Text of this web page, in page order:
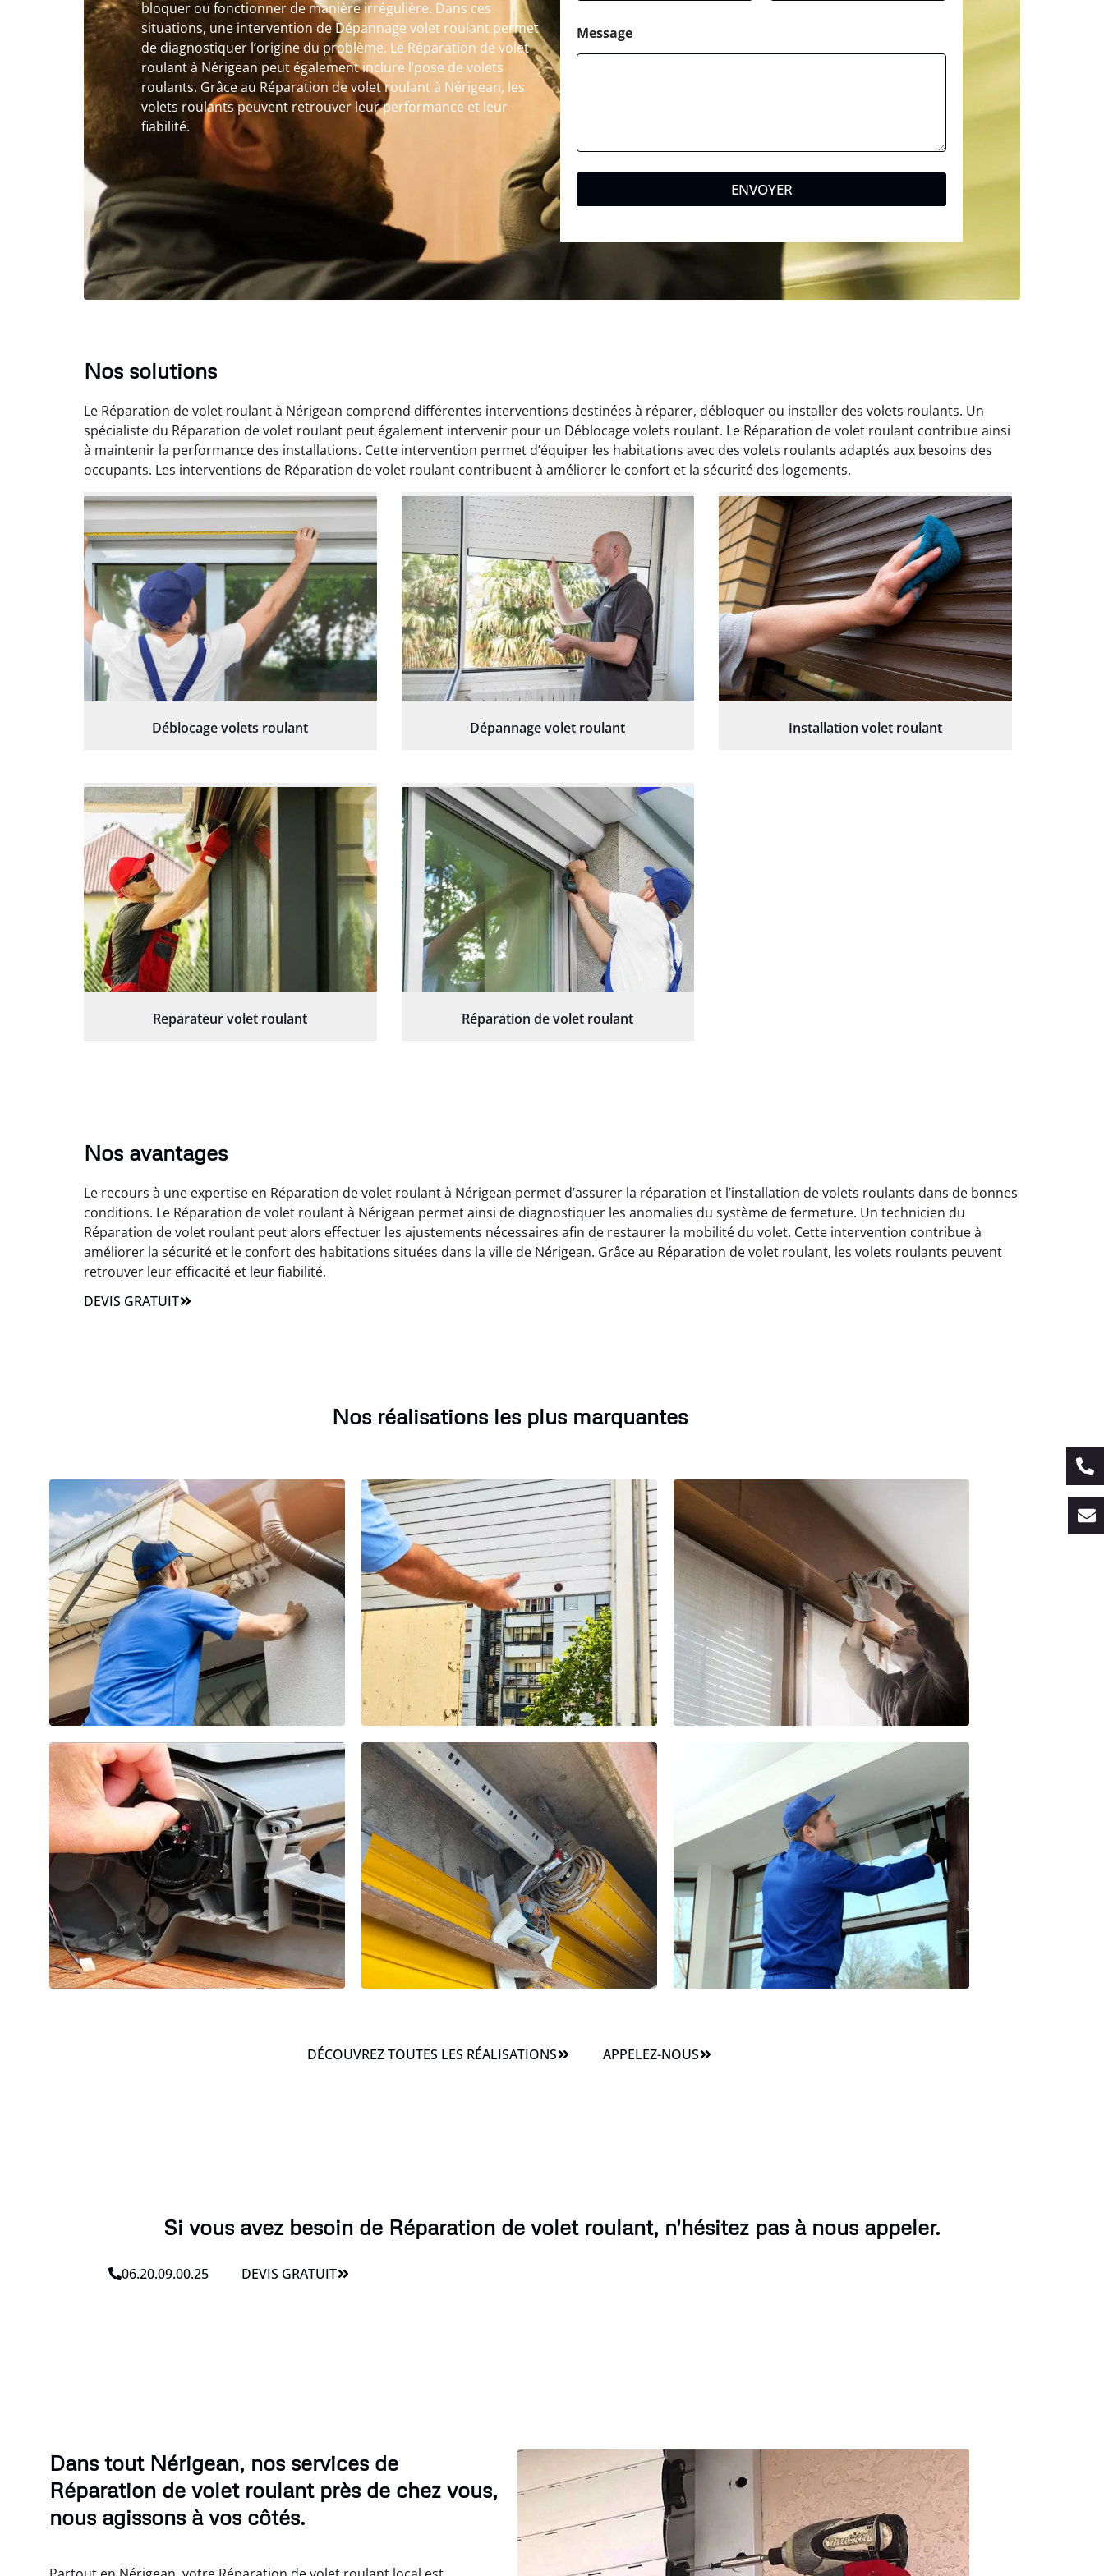
bloquer ou fonctionner de manière irrégulière. Dans ces
situations, une intervention de Dépannage volet roulant permet
de diagnostiquer l’origine du problème. Le Réparation de volet
roulant à Nérigean peut également inclure l’pose de volets
roulants. Grâce au Réparation de volet roulant à Nérigean, les
volets roulants peuvent retrouver leur performance et leur
fiabilité.
Message
ENVOYER
Nos solutions
Le Réparation de volet roulant à Nérigean comprend différentes interventions destinées à réparer, débloquer ou installer des volets roulants. Un
spécialiste du Réparation de volet roulant peut également intervenir pour un Déblocage volets roulant. Le Réparation de volet roulant contribue ainsi
à maintenir la performance des installations. Cette intervention permet d’équiper les habitations avec des volets roulants adaptés aux besoins des
occupants. Les interventions de Réparation de volet roulant contribuent à améliorer le confort et la sécurité des logements.
Déblocage volets roulant Dépannage volet roulant Installation volet roulant
Reparateur volet roulant Réparation de volet roulant
Nos avantages
Le recours à une expertise en Réparation de volet roulant à Nérigean permet d’assurer la réparation et l’installation de volets roulants dans de bonnes
conditions. Le Réparation de volet roulant à Nérigean permet ainsi de diagnostiquer les anomalies du système de fermeture. Un technicien du
Réparation de volet roulant peut alors effectuer les ajustements nécessaires afin de restaurer la mobilité du volet. Cette intervention contribue à
améliorer la sécurité et le confort des habitations situées dans la ville de Nérigean. Grâce au Réparation de volet roulant, les volets roulants peuvent
retrouver leur efficacité et leur fiabilité.
DEVIS GRATUIT
Nos réalisations les plus marquantes
DÉCOUVREZ TOUTES LES RÉALISATIONS APPELEZ-NOUS
Si vous avez besoin de Réparation de volet roulant, n'hésitez pas à nous appeler.
06.20.09.00.25 DEVIS GRATUIT
Dans tout Nérigean, nos services de
Réparation de volet roulant près de chez vous,
nous agissons à vos côtés.